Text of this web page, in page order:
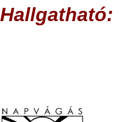
Hallgatható: